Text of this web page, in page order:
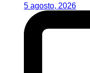
5 agosto, 2026